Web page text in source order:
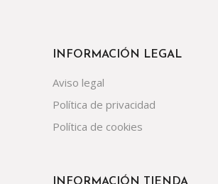
INFORMACIÓN LEGAL
Aviso legal
Política de privacidad
Política de cookies